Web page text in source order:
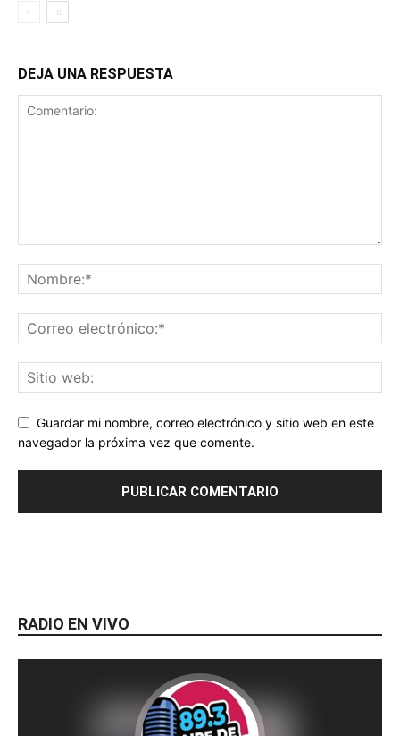
DEJA UNA RESPUESTA
Guardar mi nombre, correo electrónico y sitio web en este
navegador la próxima vez que comente.
RADIO EN VIVO